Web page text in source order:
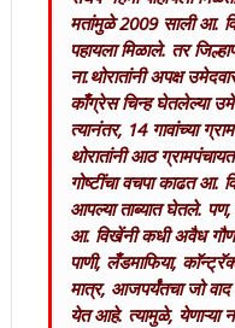
मतांमुळे 2009 साली आ.
पहायला मिळाले. तर
ना.थोरातांनी अपक्ष
काँग्रेस चिन्ह घेतलेल्या
त्यानंतर, 14 गावांच्या
थोरातांनी आठ
गोष्टींचा वचपा काढत आ.
आपल्या ताब्यात घेतले. पण,
आ. विखेंनी कधी अवैध
पाणी, लँडमाफिया,
मात्र, आजपर्यंतचा जो वाद
येत आहे. त्यामुळे, येणाऱ्या